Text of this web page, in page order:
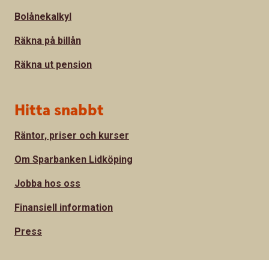
Bolånekalkyl
Räkna på billån
Räkna ut pension
Hitta snabbt
Räntor, priser och kurser
Om Sparbanken Lidköping
Jobba hos oss
Finansiell information
Press